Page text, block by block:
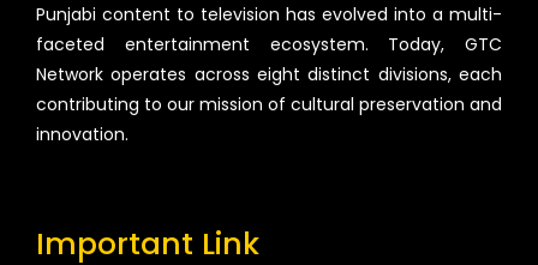
Punjabi content to television has evolved into a multi-
faceted entertainment ecosystem. Today, GTC
Network operates across eight distinct divisions, each
contributing to our mission of cultural preservation and
innovation.
Important Link